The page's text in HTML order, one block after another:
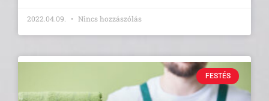
2022.04.09. Nincs hozzászólás
FESTÉS